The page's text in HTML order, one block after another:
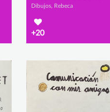
Dibujos, Rebeca
+20